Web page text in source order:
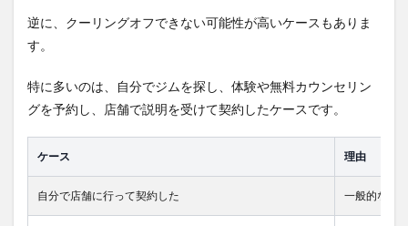
逆に、クーリングオフできない可能性が高いケースもありま
す。
特に多いのは、自分でジムを探し、体験や無料カウンセリン
グを予約し、店舗で説明を受けて契約したケースです。
ケース 理由
自分で店舗に行って契約した 一般的な店